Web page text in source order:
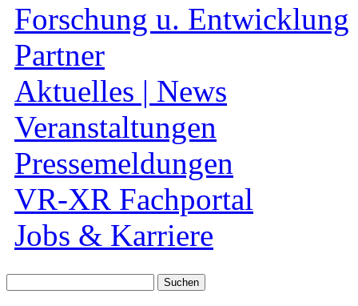
Forschung u. Entwicklung
Partner
Aktuelles | News
Veranstaltungen
Pressemeldungen
VR-XR Fachportal
Jobs & Karriere
nach: